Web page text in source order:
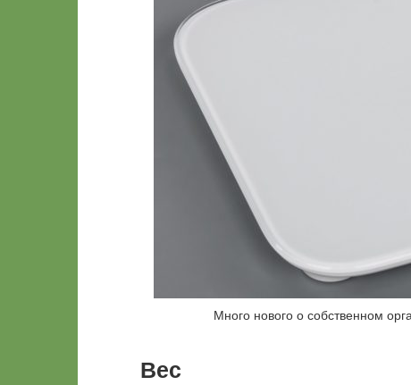
Много нового о собственном
Вес